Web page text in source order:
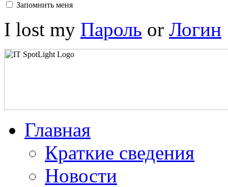
Запомнить меня
I lost my Пароль or Логин
Главная
Краткие сведения
Новости